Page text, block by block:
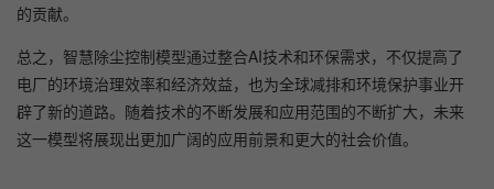
的贡献。
总之，智慧除尘控制模型通过整合AI技术和环保需求，不仅提高了
电厂的环境治理效率和经济效益，也为全球减排和环境保护事业开
辟了新的道路。随着技术的不断发展和应用范围的不断扩大，未来
这一模型将展现出更加广阔的应用前景和更大的社会价值。